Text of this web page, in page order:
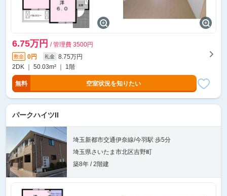
6.75万円 / 管理費 3500円
敷金 0円 礼金
8.75万円
2DK ｜ 50.03m² ｜ 1階
無料 空室状況を知りたい
パークハイツII
埼玉新都市交通伊奈線/今羽駅 歩5分
埼玉県さいたま市北区吉野町
築8年 / 2階建